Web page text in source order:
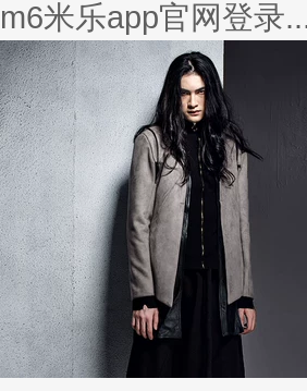
美丽的衣服对于穿
或......